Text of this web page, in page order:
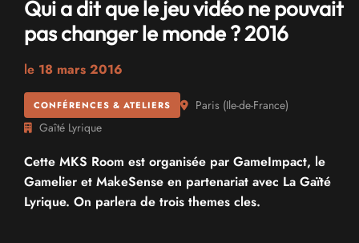
Qui a dit que le jeu vidéo ne pouvait
pas changer le monde ? 2016
le 18 mars 2016
CONFÉRENCES & ATELIERS Paris (Ile-de-France)
Gaîté Lyrique
Cette MKS Room est organisée par GameImpact, le
Gamelier et MakeSense en partenariat avec La Gaïté
Lyrique. On parlera de trois themes cles.